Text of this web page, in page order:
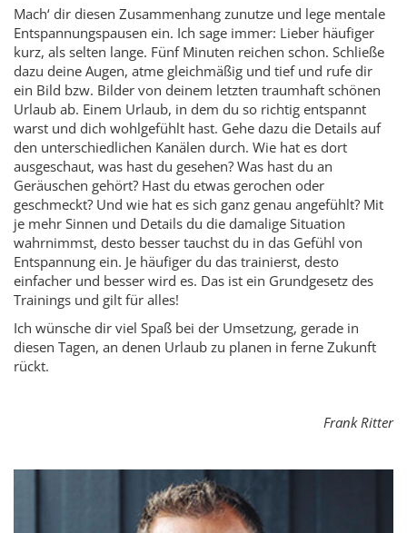
Mach‘ dir diesen Zusammenhang zunutze und lege mentale
Entspannungspausen ein. Ich sage immer: Lieber häufiger
kurz, als selten lange. Fünf Minuten reichen schon. Schließe
dazu deine Augen, atme gleichmäßig und tief und rufe dir
ein Bild bzw. Bilder von deinem letzten traumhaft schönen
Urlaub ab. Einem Urlaub, in dem du so richtig entspannt
warst und dich wohlgefühlt hast. Gehe dazu die Details auf
den unterschiedlichen Kanälen durch. Wie hat es dort
ausgeschaut, was hast du gesehen? Was hast du an
Geräuschen gehört? Hast du etwas gerochen oder
geschmeckt? Und wie hat es sich ganz genau angefühlt? Mit
je mehr Sinnen und Details du die damalige Situation
wahrnimmst, desto besser tauchst du in das Gefühl von
Entspannung ein. Je häufiger du das trainierst, desto
einfacher und besser wird es. Das ist ein Grundgesetz des
Trainings und gilt für alles!
Ich wünsche dir viel Spaß bei der Umsetzung, gerade in
diesen Tagen, an denen Urlaub zu planen in ferne Zukunft
rückt.
Frank Ritter